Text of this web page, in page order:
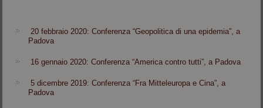
20 febbraio 2020: Conferenza “Geopolitica di una epidemia”, a
Padova
16 gennaio 2020: Conferenza “America contro tutti”, a Padova
5 dicembre 2019: Conferenza “Fra Mitteleuropa e Cina”, a
Padova